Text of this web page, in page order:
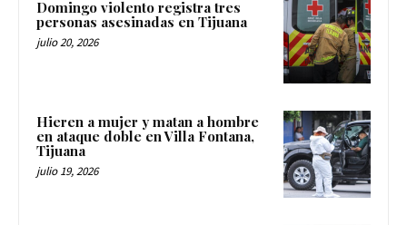
Domingo violento registra tres
personas asesinadas en Tijuana
julio 20, 2026
Hieren a mujer y matan a hombre
en ataque doble en Villa Fontana,
Tijuana
julio 19, 2026